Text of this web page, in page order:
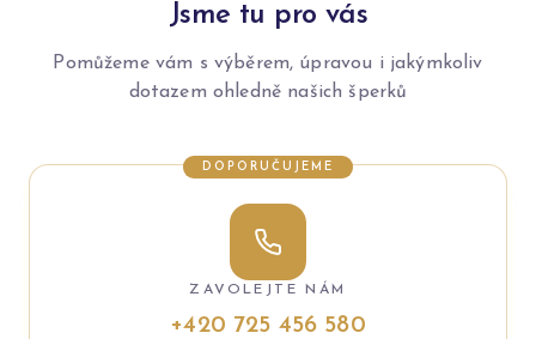
Jsme tu pro vás
Pomůžeme vám s výběrem, úpravou i jakýmkoliv
dotazem ohledně našich šperků
DOPORUČUJEME
ZAVOLEJTE NÁM
+420 725 456 580